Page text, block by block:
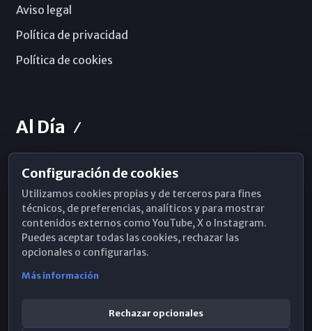
Aviso legal
Política de privacidad
Política de cookies
Al Día
Horarios de Misa
Hemeroteca
WhatsApp
Configuración de cookies
Utilizamos cookies propias y de terceros para fines
técnicos, de preferencias, analíticos y para mostrar
contenidos externos como YouTube, X o Instagram.
Puedes aceptar todas las cookies, rechazar las
opcionales o configurarlas.
Más información
Rechazar opcionales